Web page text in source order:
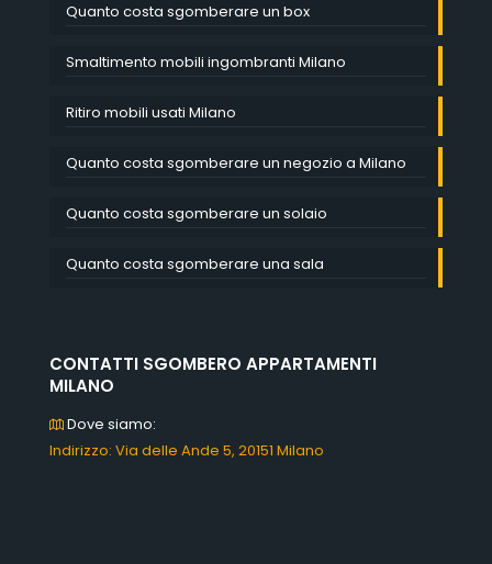
Quanto costa sgomberare un box
Smaltimento mobili ingombranti Milano
Ritiro mobili usati Milano
Quanto costa sgomberare un negozio a Milano
Quanto costa sgomberare un solaio
Quanto costa sgomberare una sala
CONTATTI SGOMBERO APPARTAMENTI
MILANO
Dove siamo:
Indirizzo: Via delle Ande 5, 20151 Milano